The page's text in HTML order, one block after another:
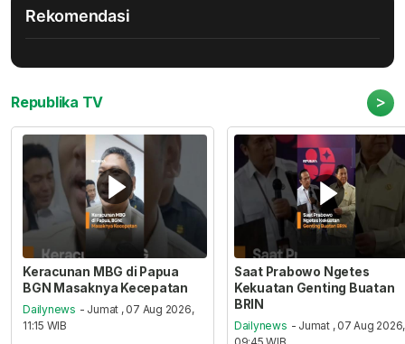
Rekomendasi
Republika TV >
Keracunan MBG di Papua
BGN Masaknya Kecepatan
Dailynews - Jumat , 07 Aug 2026,
11:15 WIB
Saat Prabowo Ngetes
Kekuatan Genting Buatan
BRIN
Dailynews - Jumat , 07 Aug 2026,